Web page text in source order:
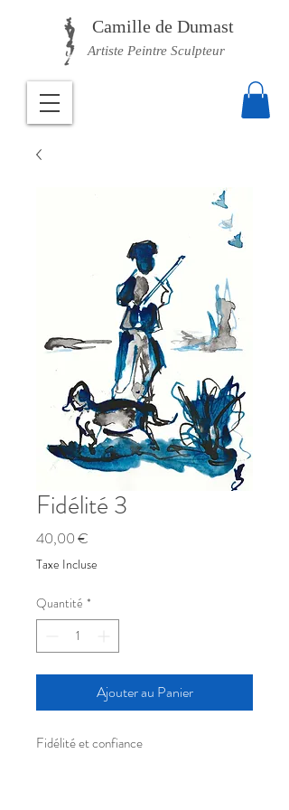
Camille de Dumast
Artiste Peintre Sculpteur
Fidélité 3
40,00 €
Taxe Incluse
Quantité *
Ajouter au Panier
Fidélité et confiance